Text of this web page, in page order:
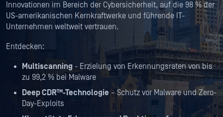
Innovationen im Bereich der Cybersicherheit, auf die 98 % der
US-amerikanischen Kernkraftwerke und führende IT-
Unternehmen weltweit vertrauen.
Entdecken:
Multiscanning - Erzielung von Erkennungsraten von bis
zu 99,2 % bei Malware
Deep CDR™-Technologie – Schutz vor Malware und Zero-
Day-Exploits